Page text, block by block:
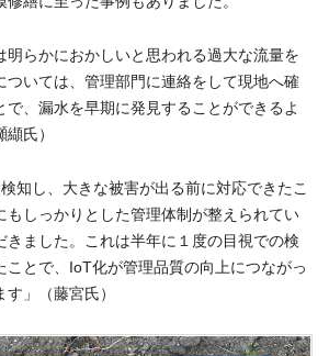
明らかにおかしいと思われる過大な流量を
ついては、管理部門に連絡をして現地へ確
で、漏水を早期に発見することができるよ
氏）
知し、大きな被害が出る前に対応できたこ
もしっかりとした管理体制が整えられてい
きました。これは半年に１度の目視での検
ことで、IoT化が管理品質の向上につながっ
」（藤宮氏）